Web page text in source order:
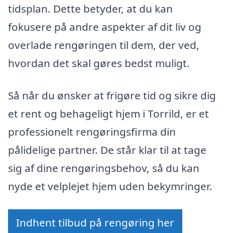
tidsplan. Dette betyder, at du kan
fokusere på andre aspekter af dit liv og
overlade rengøringen til dem, der ved,
hvordan det skal gøres bedst muligt.
Så når du ønsker at frigøre tid og sikre dig
et rent og behageligt hjem i Torrild, er et
professionelt rengøringsfirma din
pålidelige partner. De står klar til at tage
sig af dine rengøringsbehov, så du kan
nyde et velplejet hjem uden bekymringer.
Indhent tilbud på rengøring her